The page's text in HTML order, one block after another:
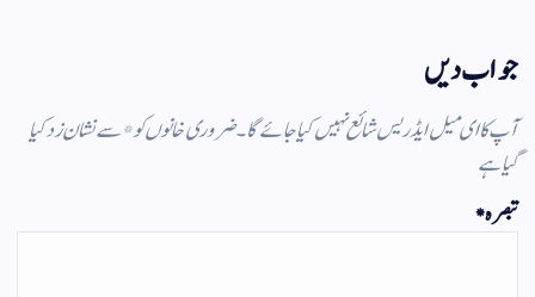
جواب دیں
آپ کا ای میل ایڈریس شائع نہیں کیا جائے گا۔ضروری خانوں کو*سے نشان زد کیا
گیا ہے
تبصرہ*